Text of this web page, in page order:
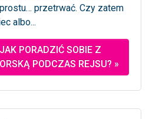
przetrwać. Czy zatem
albo...
PORADZIĆ SOBIE Z
PODCZAS REJSU? »